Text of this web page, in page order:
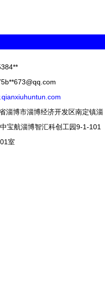
673@qq.com
淄博市淄博经济开发区南定镇淄
宝航淄博智汇科创工园9-1-101
室